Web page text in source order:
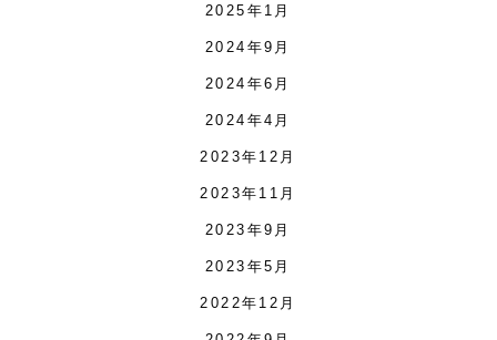
2025年1月
2024年9月
2024年6月
2024年4月
2023年12月
2023年11月
2023年9月
2023年5月
2022年12月